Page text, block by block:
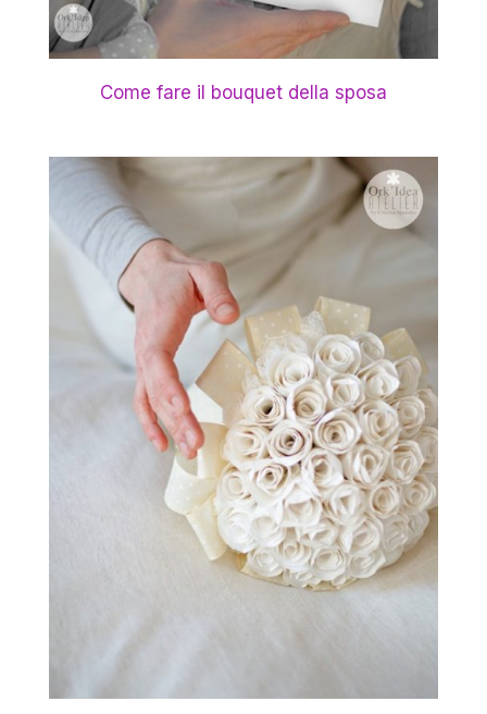
Come fare il bouquet della sposa